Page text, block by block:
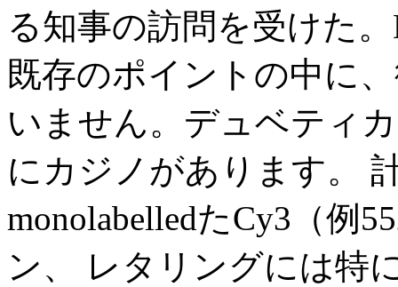
る知事の訪問を受けた
既存のポイントの中に
いません。デュベティ
にカジノがあります。
monolabelledたCy3（例
ン、 レタリングには特